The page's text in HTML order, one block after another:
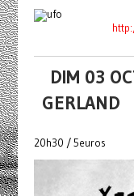
DIM 03
GERLAND
20h30 / 5euros